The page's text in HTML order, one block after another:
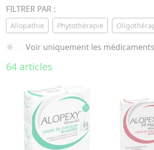
FILTRER PAR :
Allopathie Phytothérapie
Voir uniquement les
64 articles